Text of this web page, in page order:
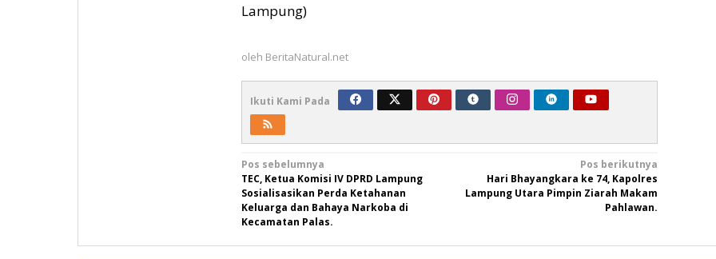
Lampung)
oleh BeritaNatural.net
Ikuti Kami Pada
Navigasi
pos
Pos sebelumnya
TEC, Ketua Komisi IV DPRD Lampung
Sosialisasikan Perda Ketahanan
Keluarga dan Bahaya Narkoba di
Kecamatan Palas.
Pos berikutnya
Hari Bhayangkara ke 74, Kapolres
Lampung Utara Pimpin Ziarah Makam
Pahlawan.